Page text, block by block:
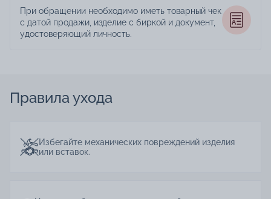
При обращении необходимо иметь товарный чек
с датой продажи, изделие с биркой и документ,
удостоверяющий личность.
Правила ухода
Избегайте механических повреждений изделия
или вставок.